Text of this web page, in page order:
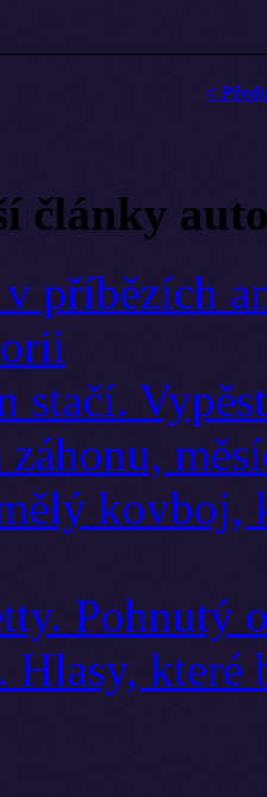
<
články
příbězích
stačí.
kovboj,
Pohnutý
Hlasy,